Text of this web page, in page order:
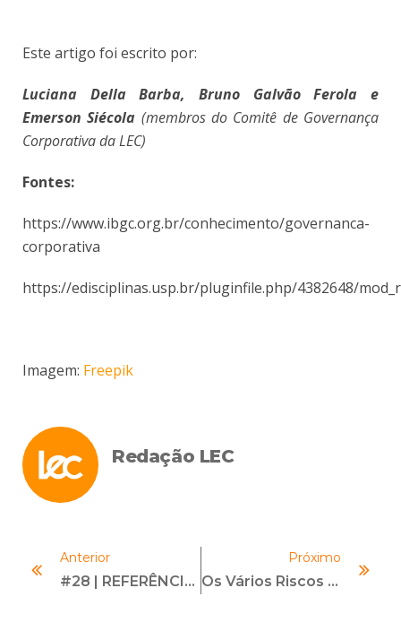
Este artigo foi escrito por:
Luciana Della Barba, Bruno Galvão Ferola e
Emerson Siécola (membros do Comitê de Governança
Corporativa da LEC)
Fontes:
https://www.ibgc.org.br/conhecimento/governanca-
corporativa
https://edisciplinas.usp.br/pluginfile.php/4382648/
Imagem: Freepik
Redação LEC
Anterior
#28 | REFERÊNCIAS DE ESTUDO PARA COMPLIANCE OFFICERS | Com Reynaldo Goto
Próximo
Os Vários Riscos Do Vírus